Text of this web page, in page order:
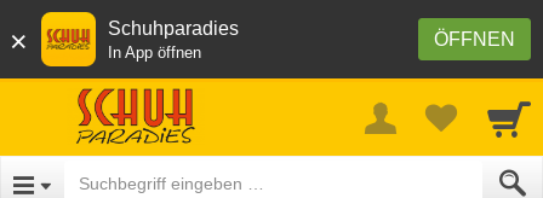
× ÖFFNEN
Schuhparadies
In App öffnen